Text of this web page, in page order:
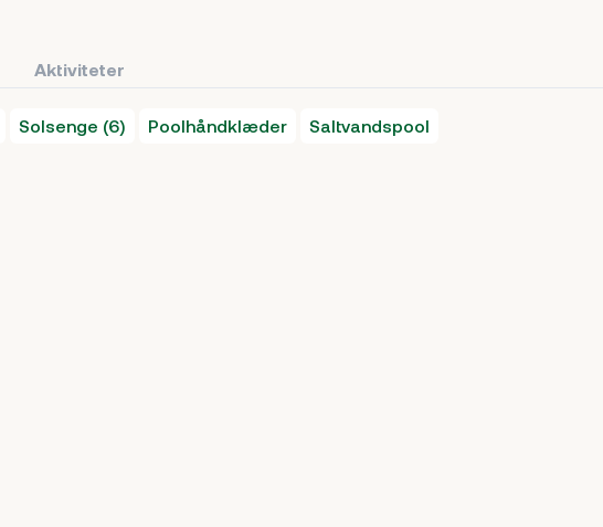
Aktiviteter
Solsenge (6) Poolhåndklæder
Saltvandspool